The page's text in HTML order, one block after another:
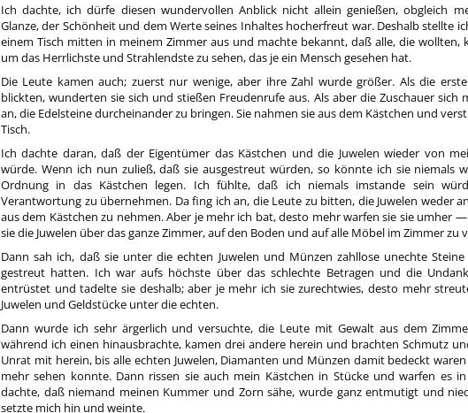
Ich dachte, ich dürfe diesen wundervollen Anblick nicht allein genießen, obgleich
Glanze, der Schönheit und dem Werte seines Inhaltes hocherfreut war. Deshalb stellte
einem Tisch mitten in meinem Zimmer aus und machte bekannt, daß alle, die wollten,
um das Herrlichste und Strahlendste zu sehen, das je ein Mensch gesehen hat.
Die Leute kamen auch; zuerst nur wenige, aber ihre Zahl wurde größer. Als die
blickten, wunderten sie sich und stießen Freudenrufe aus. Als aber die Zuschauer sich
an, die Edelsteine durcheinander zu bringen. Sie nahmen sie aus dem Kästchen und
Tisch.
Ich dachte daran, daß der Eigentümer das Kästchen und die Juwelen wieder von
würde. Wenn ich nun zuließ, daß sie ausgestreut würden, so könnte ich sie niemals
Ordnung in das Kästchen legen. Ich fühlte, daß ich niemals imstande sein
Verantwortung zu übernehmen. Da fing ich an, die Leute zu bitten, die Juwelen weder
aus dem Kästchen zu nehmen. Aber je mehr ich bat, desto mehr warfen sie sie umher
sie die Juwelen über das ganze Zimmer, auf den Boden und auf alle Möbel im Zimmer zu
Dann sah ich, daß sie unter die echten Juwelen und Münzen zahllose unechte Steine
gestreut hatten. Ich war aufs höchste über das schlechte Betragen und die
entrüstet und tadelte sie deshalb; aber je mehr ich sie zurechtwies, desto mehr
Juwelen und Geldstücke unter die echten.
Dann wurde ich sehr ärgerlich und versuchte, die Leute mit Gewalt aus dem
während ich einen hinausbrachte, kamen drei andere herein und brachten Schmutz
Unrat mit herein, bis alle echten Juwelen, Diamanten und Münzen damit bedeckt
mehr sehen konnte. Dann rissen sie auch mein Kästchen in Stücke und warfen es
dachte, daß niemand meinen Kummer und Zorn sähe, wurde ganz entmutigt und
setzte mich hin und weinte.